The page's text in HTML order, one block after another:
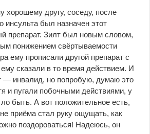
хорошему другу, соседу, после
инсульта был назначен этот
препарат. Зилт был новым словом,
понижением свёртываемости
ему прописали другой препарат с
сказали в то время действием. И
— инвалид, но попробую, думаю это
и пугали побочными действиями, у
быть. А вот положительное есть,
приёма стал руку ощущать, как
поздороваться! Надеюсь, он